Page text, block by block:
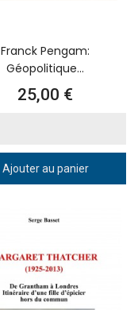
Franck Pengam:
Géopolitique...
Prix
25,00 €
Ajouter au panier